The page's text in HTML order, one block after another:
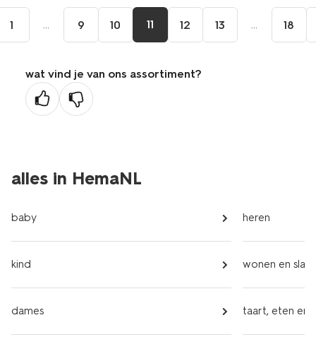
1 ... 9 10 11 12 13 ... 18
wat vind je van ons assortiment?
alles in HemaNL
baby
kind
dames
heren
wonen en
taart, eten en